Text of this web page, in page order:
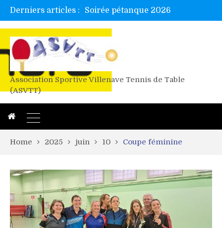
Derniers articles :
Soirée pétanque 2026
Tetelle et Wawa en bretagne
Alex valide l’EF
Association Sportive Villenave Tennis de Table
(ASVTT)
Home 2025 juin 10 Coupe féminine